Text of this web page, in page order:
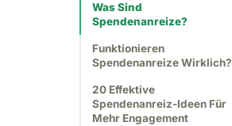
Was Sind
Spendenanreize?
Funktionieren
Spendenanreize Wirklich?
20 Effektive
Spendenanreiz-Ideen Für
Mehr Engagement